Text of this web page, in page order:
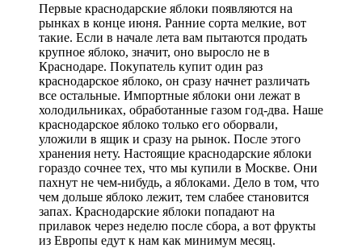
Первые краснодарские яблоки появляются на
рынках в конце июня. Ранние сорта мелкие, вот
такие. Если в начале лета вам пытаются продать
крупное яблоко, значит, оно выросло не в
Краснодаре. Покупатель купит один раз
краснодарское яблоко, он сразу начнет различать
все остальные. Импортные яблоки они лежат в
холодильниках, обработанные газом год-два. Наше
краснодарское яблоко только его оборвали,
уложили в ящик и сразу на рынок. После этого
хранения нету. Настоящие краснодарские яблоки
гораздо сочнее тех, что мы купили в Москве. Они
пахнут не чем-нибудь, а яблоками. Дело в том, что
чем дольше яблоко лежит, тем слабее становится
запах. Краснодарские яблоки попадают на
прилавок через неделю после сбора, а вот фрукты
из Европы едут к нам как минимум месяц.